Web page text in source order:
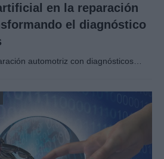
en la reparación
el diagnóstico
automotriz con diagnósticos…